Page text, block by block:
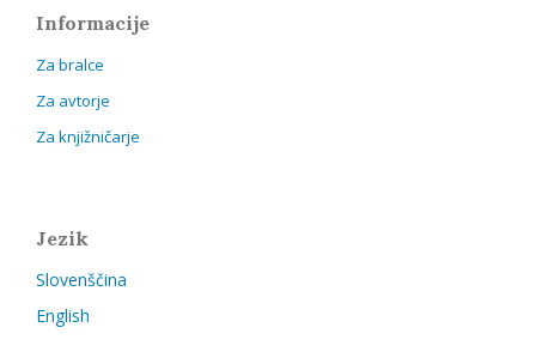
Informacije
Za bralce
Za avtorje
Za knjižničarje
Jezik
Slovenščina
English